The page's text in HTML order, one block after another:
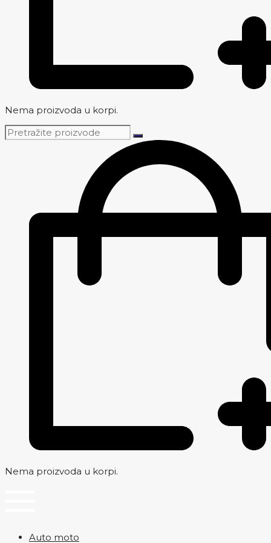
Nema proizvoda u korpi.
Nema proizvoda u korpi.
Auto moto